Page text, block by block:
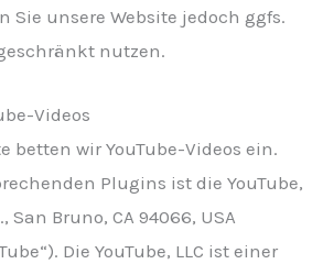
Sie unsere Website jedoch ggfs.
nutzen.
Videos
betten wir YouTube-Videos ein.
Plugins ist die YouTube,
San Bruno, CA 94066, USA
Die YouTube, LLC ist einer